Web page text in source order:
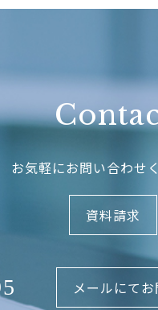
お気軽にお問い合わせ
資料請求
メールにて